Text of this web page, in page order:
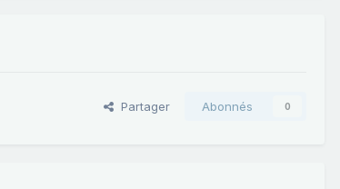
Partager Abonnés 0